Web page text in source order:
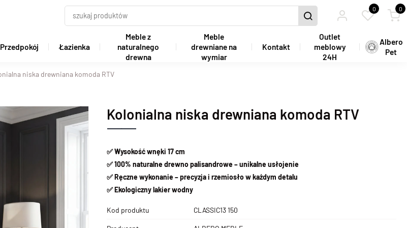
0 0
Przedpokój Łazienka
Meble z
naturalnego
drewna
Meble
drewniane na
wymiar
Kontakt
Outlet
meblowy
24H
Albero
Pet
niska drewniana komoda RTV
Kolonialna niska drewniana komoda RTV
✅ Wysokość wnęki 17 cm
✅ 100% naturalne drewno palisandrowe – unikalne usłojenie
✅ Ręczne wykonanie – precyzja i rzemiosło w każdym detalu
✅ Ekologiczny lakier wodny
Kod produktu CLASSIC13 150